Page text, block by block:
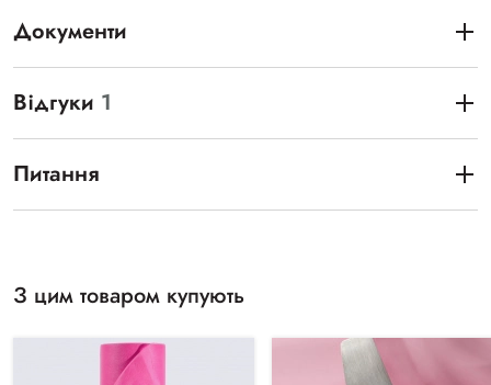
Документи
Відгуки 1
Питання
З цим товаром купують